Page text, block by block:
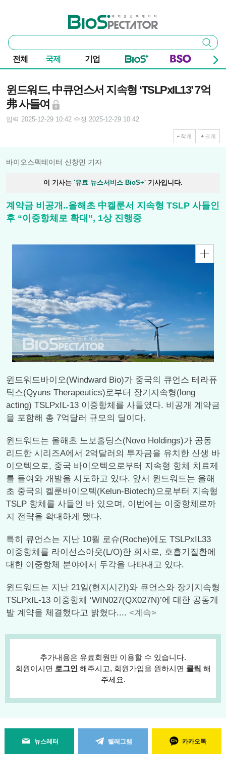
바이오스펙테이터
통
합
검
색
검색
전체 국제 기업
윈드워드, 中큐언스서 지속형 ‘TSLPxIL13’ 7억
弗 사들여
입력 2025-12-29 10:42 수정 2025-12-29 10:42
작게 크게
바이오스펙테이터 신창민 기자
이 기사는 '유료 뉴스서비스 BioS+' 기사입니다.
계약금 비공개..올해초 中켈룬서 지속형 TSLP 사들인
후 “이중항체로 확대”, 1상 진행중
윈드워드바이오(Windward Bio)가 중국의 큐언스 테라퓨
틱스(Qyuns Therapeutics)로부터 장기지속형(long
acting) TSLPxIL-13 이중항체를 사들였다. 비공개 계약금
을 포함해 총 7억달러 규모의 딜이다.
윈드워드는 올해초 노보홀딩스(Novo Holdings)가 공동
리드한 시리즈A에서 2억달러의 투자금을 유치한 신생 바
이오텍으로, 중국 바이오텍으로부터 지속형 항체 치료제
를 들여와 개발을 시도하고 있다. 앞서 윈드워드는 올해
초 중국의 켈룬바이오텍(Kelun-Biotech)으로부터 지속형
TSLP 항체를 사들인 바 있으며, 이번에는 이중항체로까
지 전략을 확대하게 됐다.
특히 큐언스는 지난 10월 로슈(Roche)에도 TSLPxIL33
이중항체를 라이선스아웃(L/O)한 회사로, 호흡기질환에
대한 이중항체 분야에서 두각을 나타내고 있다.
윈드워드는 지난 21일(현지시간)와 큐언스와 장기지속형
TSLPxIL-13 이중항체 ‘WIN027(QX027N)’에 대한 공동개
발 계약을 체결했다고 밝혔다.... <계속>
추가내용은 유료회원만 이용할 수 있습니다.
회원이시면 로그인 해주시고, 회원가입을 원하시면 클릭 해
주세요.
뉴스레터 텔레그램 카카오톡